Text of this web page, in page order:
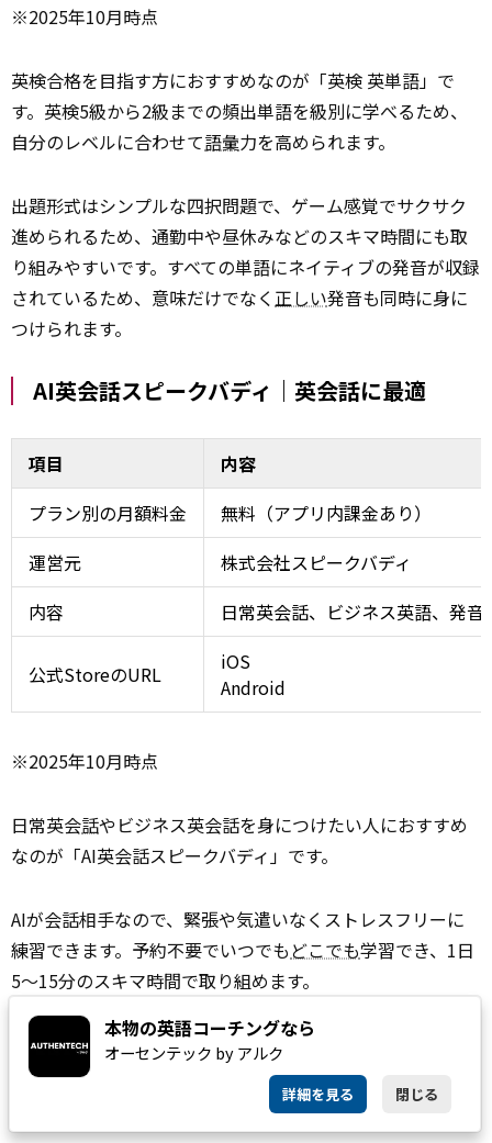
※2025年10月時点
英検合格を目指す方におすすめなのが「英検 英単語」で
す。英検5級から2級までの頻出単語を級別に学べるため、
自分のレベルに合わせて語彙力を高められます。
出題形式はシンプルな四択問題で、ゲーム感覚でサクサク
進められるため、通勤中や昼休みなどのスキマ時間にも取
り組みやすいです。すべての単語にネイティブの発音が収録
されているため、意味だけでなく正しい発音も同時に身に
つけられます。
AI英会話スピークバディ｜英会話に最適
項目
内容
プラン別の月額料金
無料（アプリ内課金あり）
運営元
株式会社スピークバディ
内容
日常英会話、ビジネス英語、発音
公式StoreのURL
iOS
Android
※2025年10月時点
日常英会話やビジネス英会話を身につけたい人におすすめ
なのが「AI英会話スピークバディ」です。
AIが会話相手なので、緊張や気遣いなくストレスフリーに
練習できます。予約不要でいつでも どこでも学習でき、1日
5〜15分のスキマ時間で取り組めます。
TOEICで高得点を取得していても「スピーキングに
ない」「発音が不安で話すのをためらってしまう」という
本物の英語コーチングなら
オーセンテック by アルク
詳細を見る 閉じる